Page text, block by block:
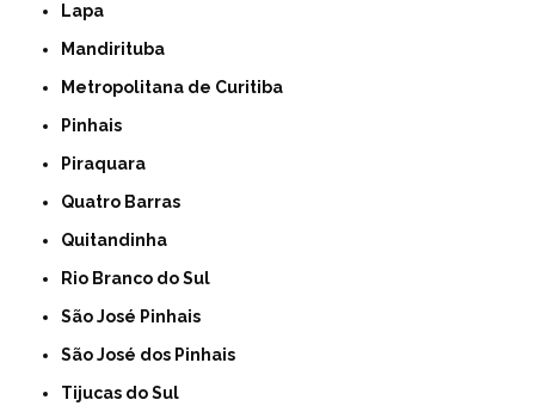
Lapa
Mandirituba
Metropolitana de Curitiba
Pinhais
Piraquara
Quatro Barras
Quitandinha
Rio Branco do Sul
São José Pinhais
São José dos Pinhais
Tijucas do Sul